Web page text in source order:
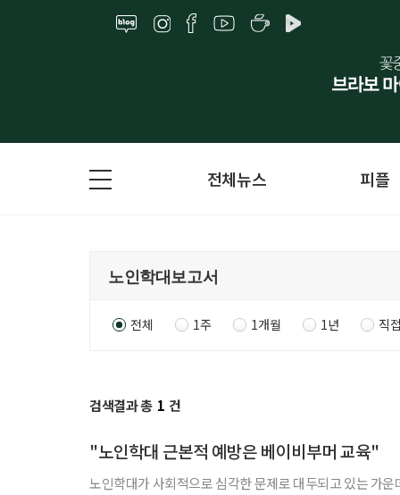
전체뉴스 피플
전체 1주 1개월 1년 직
검색결과 총 1 건
"노인학대 근본적 예방은 베이비부머 교육"
노인학대가 사회적으로 심각한 문제로 대두되고 있는 가